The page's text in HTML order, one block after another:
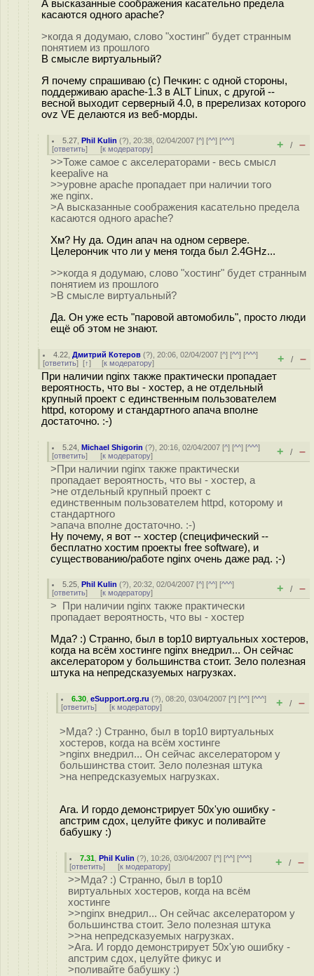
А высказанные соображения касательно предела
касаются одного apache?
>когда я додумаю, слово "хостинг" будет странным
понятием из прошлого
В смысле виртуальный?
Я почему спрашиваю (c) Печкин: с одной стороны,
поддерживаю apache-1.3 в ALT Linux, с другой --
весной выходит серверный 4.0, в пререлизах которого
ovz VE делаются из веб-морды.
5.27 ,Phil Kulin (?), 20:38, 02/04/2007 [^] [^^] [^^^]
[ответить] [к модератору] + / –
>>Тоже самое с акселераторами - весь смысл
keepalive на
>>уровне apache пропадает при наличии того
же nginx.
>А высказанные соображения касательно предела
касаются одного apache?
Хм? Ну да. Один апач на одном сервере.
Целерончик что ли у меня тогда был 2.4GHz...
>>когда я додумаю, слово "хостинг" будет странным
понятием из прошлого
>В смысле виртуальный?
Да. Он уже есть "паровой автомобиль", просто люди
ещё об этом не знают.
4.22 ,Дмитрий Котеров (?), 20:06, 02/04/2007 [^] [^^] [^^^]
[ответить] [↑] [к модератору] + / –
При наличии nginx также практически пропадает
вероятность, что вы - хостер, а не отдельный
крупный проект с единственным пользователем
httpd, которому и стандартного апача вполне
достаточно. :-)
5.24 ,Michael Shigorin (?), 20:16, 02/04/2007 [^] [^^] [^^^]
[ответить] [к модератору] + / –
>При наличии nginx также практически
пропадает вероятность, что вы - хостер, а
>не отдельный крупный проект с
единственным пользователем httpd, которому и
стандартного
>апача вполне достаточно. :-)
Ну почему, я вот -- хостер (специфический --
бесплатно хостим проекты free software), и
существованию/работе nginx очень даже рад. ;-)
5.25 ,Phil Kulin (?), 20:32, 02/04/2007 [^] [^^] [^^^]
[ответить] [к модератору] + / –
> При наличии nginx также практически
пропадает вероятность, что вы - хостер
Мда? :) Странно, был в top10 виртуальных хостеров,
когда на всём хостинге nginx внедрил... Он сейчас
акселератором у большинства стоит. Зело полезная
штука на непредсказуемых нагрузках.
6.30 ,eSupport.org.ru (?), 08:20, 03/04/2007 [^] [^^] [^^^]
[ответить] [к модератору] + / –
>Мда? :) Странно, был в top10 виртуальных
хостеров, когда на всём хостинге
>nginx внедрил... Он сейчас акселератором у
большинства стоит. Зело полезная штука
>на непредсказуемых нагрузках.
Ага. И гордо демонстрирует 50x'ую ошибку -
апстрим сдох, целуйте фикус и поливайте
бабушку :)
7.31 ,Phil Kulin (?), 10:26, 03/04/2007 [^] [^^] [^^^]
[ответить] [к модератору] + / –
>>Мда? :) Странно, был в top10
виртуальных хостеров, когда на всём
хостинге
>>nginx внедрил... Он сейчас акселератором у
большинства стоит. Зело полезная штука
>>на непредсказуемых нагрузках.
>Ага. И гордо демонстрирует 50x'ую ошибку -
апстрим сдох, целуйте фикус и
>поливайте бабушку :)